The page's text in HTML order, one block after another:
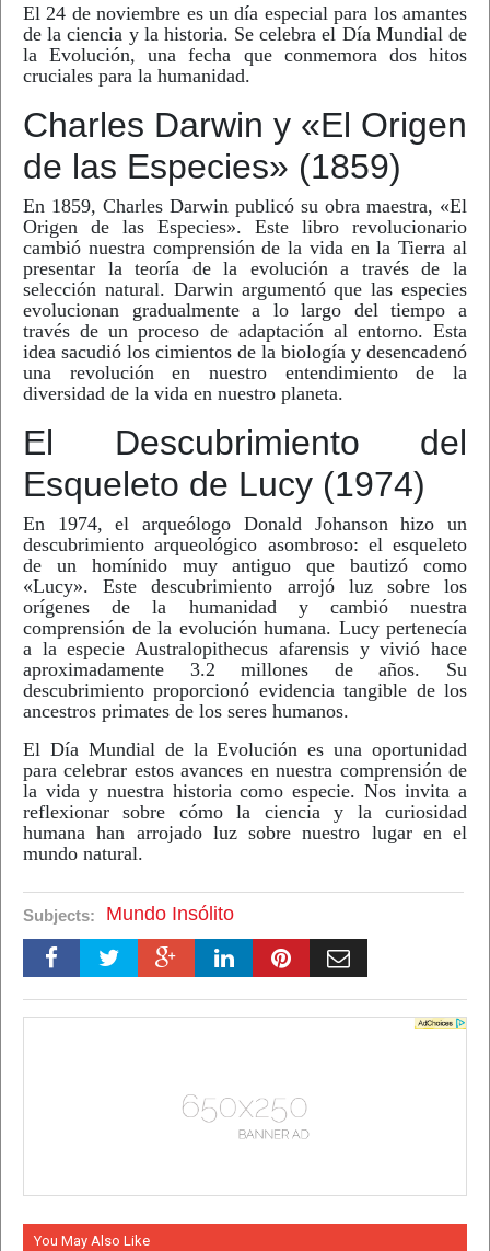
El 24 de noviembre es un día especial para los amantes
de la ciencia y la historia. Se celebra el Día Mundial de
la Evolución, una fecha que conmemora dos hitos
cruciales para la humanidad.
Charles Darwin y «El Origen
de las Especies» (1859)
En 1859, Charles Darwin publicó su obra maestra, «El
Origen de las Especies». Este libro revolucionario
cambió nuestra comprensión de la vida en la Tierra al
presentar la teoría de la evolución a través de la
selección natural. Darwin argumentó que las especies
evolucionan gradualmente a lo largo del tiempo a
través de un proceso de adaptación al entorno. Esta
idea sacudió los cimientos de la biología y desencadenó
una revolución en nuestro entendimiento de la
diversidad de la vida en nuestro planeta.
El Descubrimiento del
Esqueleto de Lucy (1974)
En 1974, el arqueólogo Donald Johanson hizo un
descubrimiento arqueológico asombroso: el esqueleto
de un homínido muy antiguo que bautizó como
«Lucy». Este descubrimiento arrojó luz sobre los
orígenes de la humanidad y cambió nuestra
comprensión de la evolución humana. Lucy pertenecía
a la especie Australopithecus afarensis y vivió hace
aproximadamente 3.2 millones de años. Su
descubrimiento proporcionó evidencia tangible de los
ancestros primates de los seres humanos.
El Día Mundial de la Evolución es una oportunidad
para celebrar estos avances en nuestra comprensión de
la vida y nuestra historia como especie. Nos invita a
reflexionar sobre cómo la ciencia y la curiosidad
humana han arrojado luz sobre nuestro lugar en el
mundo natural.
Subjects: Mundo Insólito
You May Also Like